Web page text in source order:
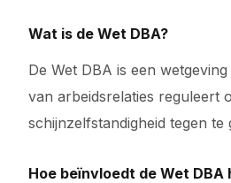
Wat is de Wet DBA?
De Wet DBA is een
van arbeidsrelaties reguleert
schijnzelfstandigheid tegen te
Hoe beïnvloedt de Wet DBA